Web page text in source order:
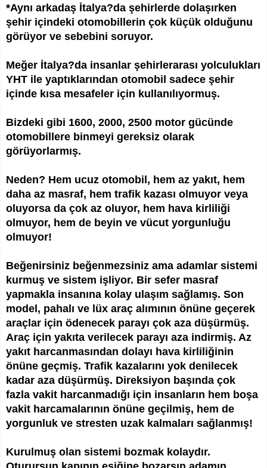
*Aynı arkadaş İtalya?da şehirlerde dolaşırken
şehir içindeki otomobillerin çok küçük olduğunu
görüyor ve sebebini soruyor.
Meğer İtalya?da insanlar şehirlerarası yolculukları
YHT ile yaptıklarından otomobil sadece şehir
içinde kısa mesafeler için kullanılıyormuş.
Bizdeki gibi 1600, 2000, 2500 motor gücünde
otomobillere binmeyi gereksiz olarak
görüyorlarmış.
Neden? Hem ucuz otomobil, hem az yakıt, hem
daha az masraf, hem trafik kazası olmuyor veya
oluyorsa da çok az oluyor, hem hava kirliliği
olmuyor, hem de beyin ve vücut yorgunluğu
olmuyor!
Beğenirsiniz beğenmezsiniz ama adamlar sistemi
kurmuş ve sistem işliyor. Bir sefer masraf
yapmakla insanına kolay ulaşım sağlamış. Son
model, pahalı ve lüx araç alımının önüne geçerek
araçlar için ödenecek parayı çok aza düşürmüş.
Araç için yakıta verilecek parayı aza indirmiş. Az
yakıt harcanmasından dolayı hava kirliliğinin
önüne geçmiş. Trafik kazalarını yok denilecek
kadar aza düşürmüş. Direksiyon başında çok
fazla vakit harcanmadığı için insanların hem boşa
vakit harcamalarının önüne geçilmiş, hem de
yorgunluk ve stresten uzak kalmaları sağlanmış!
Kurulmuş olan sistemi bozmak kolaydır.